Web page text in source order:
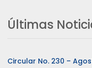
Últimas
Circular No. 230 –